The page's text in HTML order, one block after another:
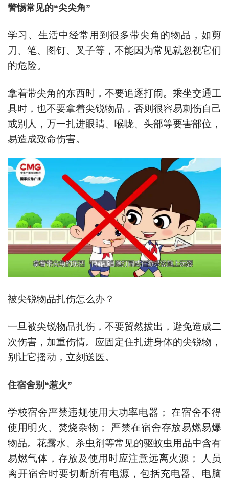
警惕常见的“尖尖角”
学习、生活中经常用到很多带尖角的物品，如剪
刀、笔、图钉、叉子等，不能因为常见就忽视它们
的危险。
拿着带尖角的东西时，不要追逐打闹。乘坐交通工
具时，也不要拿着尖锐物品，否则很容易刺伤自己
或别人，万一扎进眼睛、喉咙、头部等要害部位，
易造成致命伤害。
被尖锐物品扎伤怎么办？
一旦被尖锐物品扎伤，不要贸然拔出，避免造成二
次伤害，加重伤情。应固定住扎进身体的尖锐物，
别让它摇动，立刻送医。
住宿舍别“惹火”
学校宿舍严禁违规使用大功率电器； 在宿舍不得
使用明火、焚烧杂物； 严禁在宿舍存放易燃易爆
物品。花露水、杀虫剂等常见的驱蚊虫用品中含有
易燃气体，存放及使用时应注意远离火源； 人员
离开宿舍时要切断所有电源，包括充电器、电脑